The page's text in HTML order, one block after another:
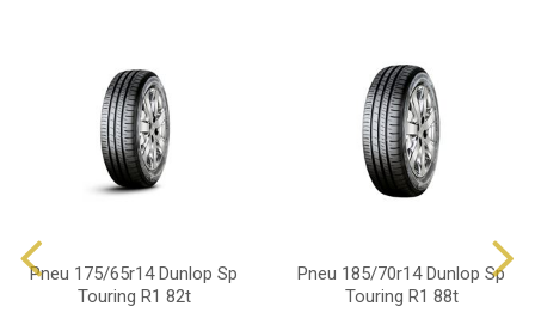
Pneu 175/65r14 Dunlop Sp
Touring R1 82t
Pneu 185/70r14 Dunlop Sp
Touring R1 88t